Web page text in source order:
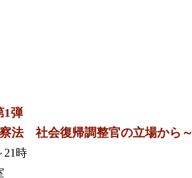
1弾
法 社会復帰調整官の立場から～
時